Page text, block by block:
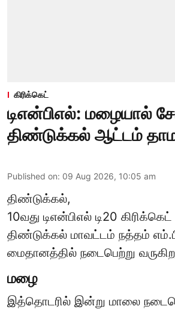
கிரிக்கெட்
டிஎன்பிஎல்: மழையால்
திண்டுக்கல் ஆட்டம்
Published on: 09 Aug 2026, 10:05 am
திண்டுக்கல்,
10வது டிஎன்பிஎல் டி20 கிரிக்கெட்
திண்டுக்கல் மாவட்டம் நத்தம்
மைதானத்தில் நடைபெற்று
மழை
இத்தொடரில் இன்று மாலை